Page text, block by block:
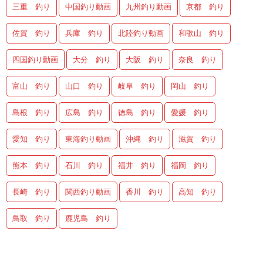
三重 釣り 中国釣り動画 九州釣り動画 京都 釣り
佐賀 釣り 兵庫 釣り 北陸釣り動画 和歌山 釣り
四国釣り動画 大分 釣り 大阪 釣り 奈良 釣り
富山 釣り 山口 釣り 岐阜 釣り 岡山 釣り
島根 釣り 広島 釣り 徳島 釣り 愛媛 釣り
愛知 釣り 東海釣り動画 沖縄 釣り 滋賀 釣り
熊本 釣り 石川 釣り 福井 釣り 福岡 釣り
長崎 釣り 関西釣り動画 香川 釣り 高知 釣り
鳥取 釣り 鹿児島 釣り